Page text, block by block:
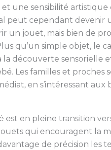
une sensibilité artistique
peut cependant devenir
un jouet, mais bien de
qu’un simple objet, le
découverte sensorielle
Les familles et
en s’intéressant
est en pleine transition
qui encouragent la
de précision les